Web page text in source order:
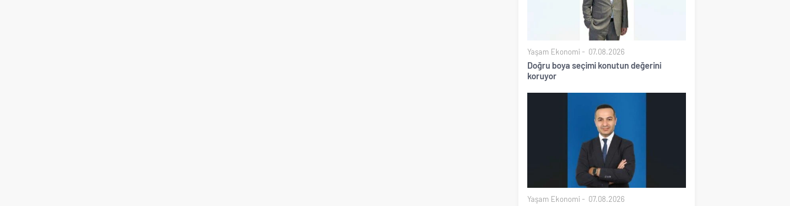
Yaşam Ekonomi 07.08.2026
Doğru boya seçimi konutun değerini
koruyor
Yaşam Ekonomi 07.08.2026